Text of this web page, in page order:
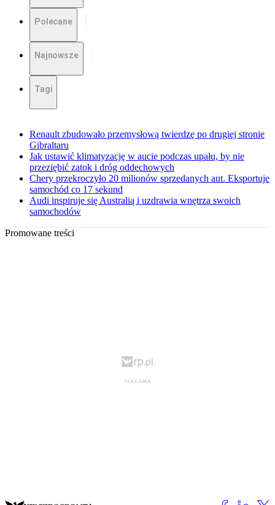
Polecane
Najnowsze
Tagi
Renault zbudowało przemysłową twierdzę po drugiej stronie
Gibraltaru
Jak ustawić klimatyzację w aucie podczas upału, by nie
przeziębić zatok i dróg oddechowych
Chery przekroczyło 20 milionów sprzedanych aut. Eksportuje
samochód co 17 sekund
Audi inspiruje się Australią i uzdrawia wnętrza swoich
samochodów
Promowane treści